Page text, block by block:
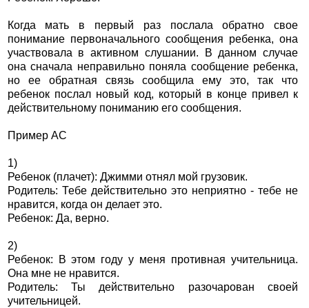
Когда мать в первый раз послала обратно свое
понимание первоначального сообщения ребенка, она
участвовала в активном слушании. В данном случае
она сначала неправильно поняла сообщение ребенка,
но ее обратная связь сообщила ему это, так что
ребенок послал новый код, который в конце привел к
действительному пониманию его сообщения.
Пример АС
1)
Ребенок (плачет): Джимми отнял мой грузовик.
Родитель: Тебе действительно это неприятно - тебе не
нравится, когда он делает это.
Ребенок: Да, верно.
2)
Ребенок: В этом году у меня противная учительница.
Она мне не нравится.
Родитель: Ты действительно разочарован своей
учительницей.